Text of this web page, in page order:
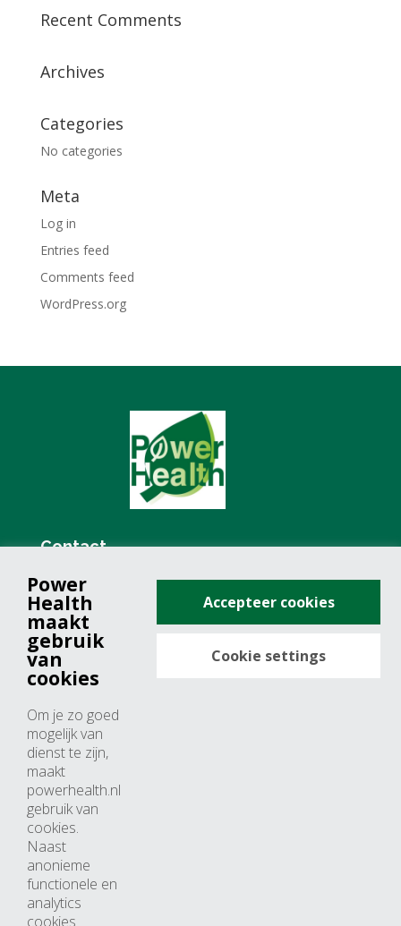
Recent Comments
Archives
Categories
No categories
Meta
Log in
Entries feed
Comments feed
WordPress.org
Contact
+31 (0)76 571 19 68
info@powerhealth.nl
Adresse
4817 ZH breda
Nederland
Horaires d’ouvertures
Du lundi au jeudi: 09:00 – 17:00
Vendredi: 09:00 – 15:00
Power
Health
maakt
gebruik
van
cookies
Om je zo goed
mogelijk van
dienst te zijn,
maakt
powerhealth.nl
gebruik van
cookies.
Naast
anonieme
functionele en
analytics
cookies
Accepteer cookies
Cookie settings